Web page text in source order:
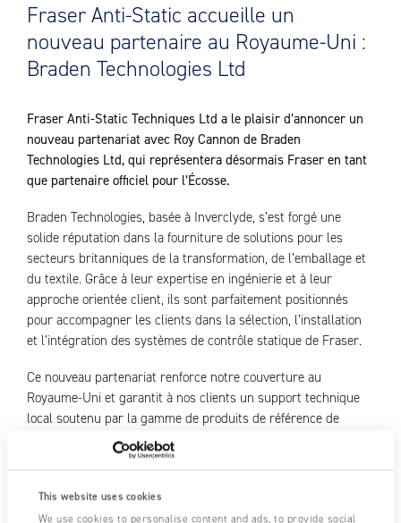
This website uses cookies
We use cookies to personalise content and ads, to provide social
Fraser Anti-Static accueille un
nouveau partenaire au Royaume-Uni :
Braden Technologies Ltd
Fraser Anti-Static Techniques Ltd a le plaisir d’annoncer un
nouveau partenariat avec Roy Cannon de Braden
Technologies Ltd, qui représentera désormais Fraser en tant
que partenaire officiel pour l’Écosse.
Braden Technologies, basée à Inverclyde, s’est forgé une
solide réputation dans la fourniture de solutions pour les
secteurs britanniques de la transformation, de l’emballage et
du textile. Grâce à leur expertise en ingénierie et à leur
approche orientée client, ils sont parfaitement positionnés
pour accompagner les clients dans la sélection, l’installation
et l’intégration des systèmes de contrôle statique de Fraser.
Ce nouveau partenariat renforce notre couverture au
Royaume-Uni et garantit à nos clients un support technique
local soutenu par la gamme de produits de référence de
Fraser. Il reflète également notre engagement continu à
travailler avec des spécialistes de confiance qui comprennent
Pour des conseils techniques ou pour discuter de vos besoins